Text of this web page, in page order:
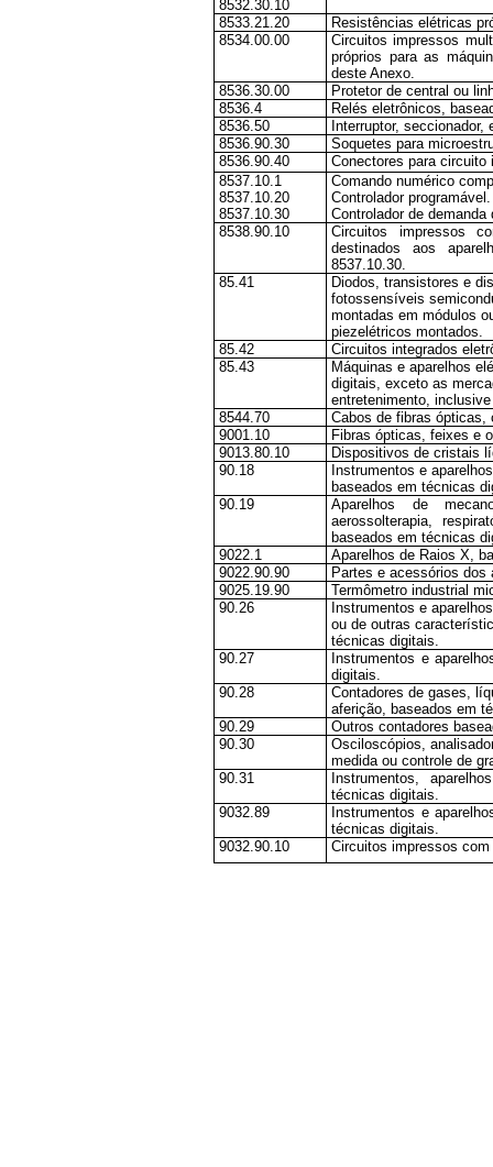
8532.30.10
8533.21.20
Resistências elétricas
8534.00.00
Circuitos impressos
próprios para as
deste Anexo.
8536.30.00
Protetor de central ou
8536.4
Relés eletrônicos,
8536.50
Interruptor,
8536.90.30
Soquetes para
8536.90.40
Conectores para circuito
8537.10.1
Comando numérico
8537.10.20
Controlador programável.
8537.10.30
Controlador de
8538.90.10
Circuitos impressos
destinados aos
8537.10.30.
85.41
Diodos, transistores e
fotossensíveis
montadas em módulos
piezelétricos montados.
85.42
Circuitos integrados
85.43
Máquinas e aparelhos
digitais, exceto as
entretenimento,
8544.70
Cabos de fibras ópticas,
9001.10
Fibras ópticas, feixes e
9013.80.10
Dispositivos de cristais
90.18
Instrumentos e
baseados em técnicas
90.19
Aparelhos de
aerossolterapia,
baseados em técnicas
9022.1
Aparelhos de Raios X,
9022.90.90
Partes e acessórios dos
9025.19.90
Termômetro industrial
90.26
Instrumentos e
ou de outras
técnicas digitais.
90.27
Instrumentos e
digitais.
90.28
Contadores de gases,
aferição, baseados em
90.29
Outros contadores
90.30
Osciloscópios,
medida ou controle de
90.31
Instrumentos,
técnicas digitais.
9032.89
Instrumentos e
técnicas digitais.
9032.90.10
Circuitos impressos